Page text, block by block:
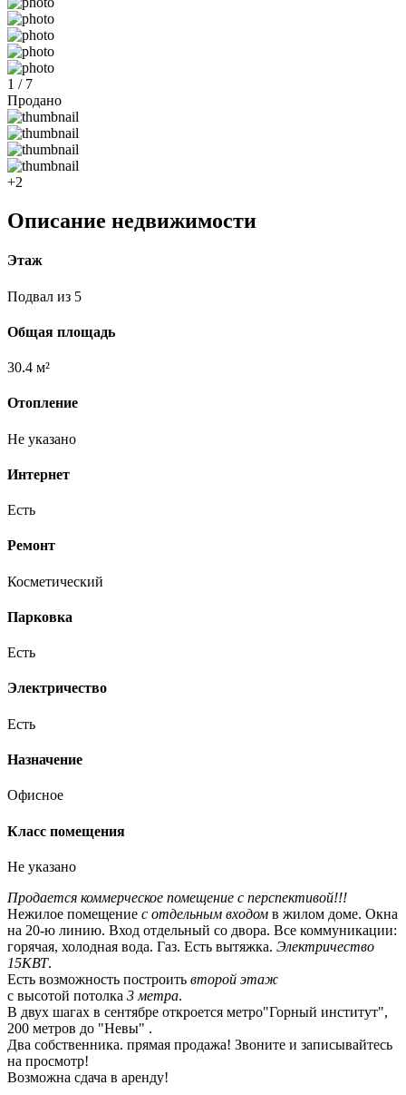
1 / 7
Продано
+2
Описание недвижимости
Этаж
Подвал из 5
Общая площадь
30.4 м²
Отопление
Не указано
Интернет
Есть
Ремонт
Косметический
Парковка
Есть
Электричество
Есть
Назначение
Офисное
Класс помещения
Не указано
Продается коммерческое помещение с перспективой!!!
Нежилое помещение с отдельным входом в жилом доме. Окна
на 20-ю линию. Вход отдельный со двора. Все коммуникации:
горячая, холодная вода. Газ. Есть вытяжка. Электричество
15КВТ.
Есть возможность построить второй этаж
с высотой потолка 3 метра.
В двух шагах в сентябре откроется метро"Горный институт",
200 метров до "Невы" .
Два собственника. прямая продажа! Звоните и записывайтесь
на просмотр!
Возможна сдача в аренду!